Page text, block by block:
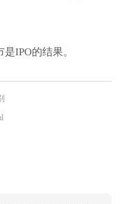
IPO的结果。